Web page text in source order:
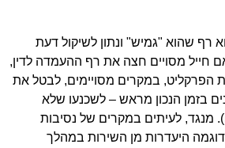
רף שהוא "גמיש" ונתון לשיקול דעת
חייל מסויים חצה את רף ההעמדה לדין,
את הפרקליט, במקרים מסויימים, לבטל את
בזמן הנכון מראש – לשכנעו שלא
מנגד, לעיתים במקרים של נסיבות
היעדרות מן השירות במהלך